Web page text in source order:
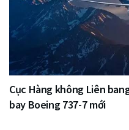
Cục Hàng không Liên
bay Boeing 737-7 mới